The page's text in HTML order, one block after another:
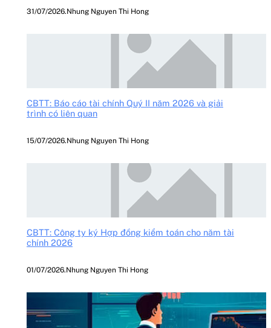
31/07/2026.Nhung Nguyen Thi Hong
CBTT: Báo cáo tài chính Quý II năm 2026 và giải
trình có liên quan
15/07/2026.Nhung Nguyen Thi Hong
CBTT: Công ty ký Hợp đồng kiểm toán cho năm tài
chính 2026
01/07/2026.Nhung Nguyen Thi Hong